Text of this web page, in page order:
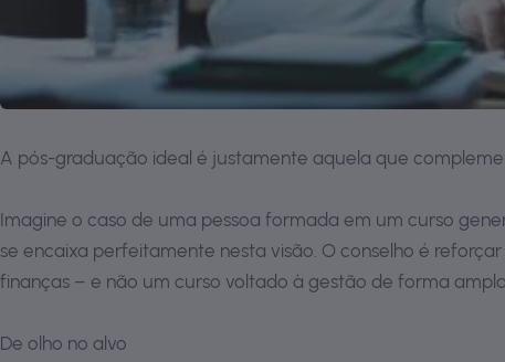
A pós-graduação ideal é justamente aquela que
Imagine o caso de uma pessoa formada em um curso
se encaixa perfeitamente nesta visão. O conselho é
finanças – e não um curso voltado à gestão de forma
De olho no alvo